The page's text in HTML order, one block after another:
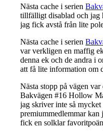
Nästa cache i serien
tillfälligt disablad och jag
jag fick avstå från lite
Nästa cache i serien
var verkligen en maffig
denna ek och de andra i
att få lite information om
Nästa stopp på vägen
Bakvägen #16 Hollow
jag skriver inte så
premiummedlemmar kan
fick en solklar